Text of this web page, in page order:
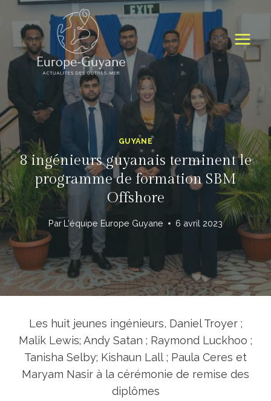
Skip
content
GUYANE
8 ingénieurs guyanais terminent le
programme de formation SBM
Offshore
Par L'équipe Europe Guyane 6 avril 2023
Les huit jeunes ingénieurs, Daniel Troyer ;
Malik Lewis; Andy Satan ; Raymond Luckhoo ;
Tanisha Selby; Kishaun Lall ; Paula Ceres et
Maryam Nasir à la cérémonie de remise des
diplômes